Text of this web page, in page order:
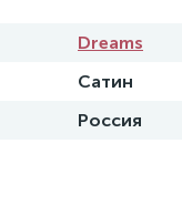
Dreams
Сатин
Россия